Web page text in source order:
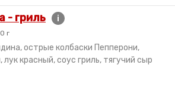
- гриль i
г
острые колбаски Пепперони,
красный, соус гриль, тягучий сыр